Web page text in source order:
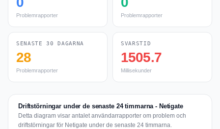
Problemrapporter Problemrapporter
SENASTE 30 DAGARNA
28
Problemrapporter
SVARSTID
1505.7
Millisekunder
Driftstörningar under de senaste 24 timmarna - Netigate
Detta diagram visar antalet användarrapporter om problem och
driftstörningar för Netigate under de senaste 24 timmarna.